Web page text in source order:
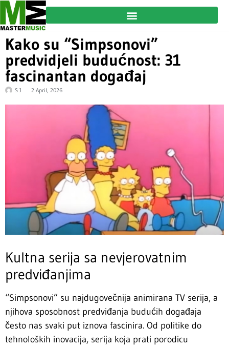
Kako su “Simpsonovi”
predvidjeli budućnost: 31
fascinantan događaj
S J 2 April, 2026
Kultna serija sa nevjerovatnim
predviđanjima
“Simpsonovi” su najdugovečnija animirana TV serija, a
njihova sposobnost predviđanja budućih događaja
često nas svaki put iznova fascinira. Od politike do
tehnoloških inovacija, serija koja prati porodicu